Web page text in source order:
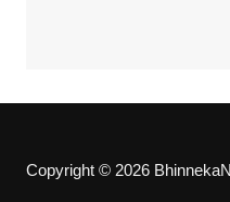
Copyright © 2026